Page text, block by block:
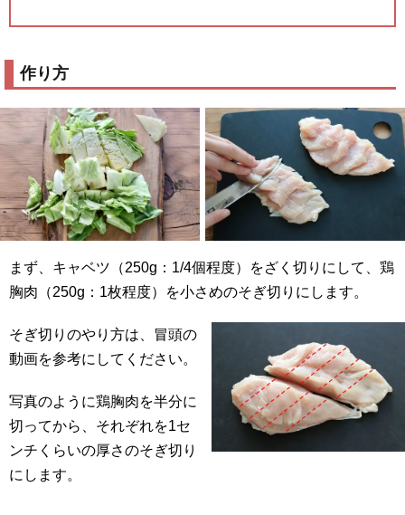
作り方
まず、キャベツ（250g：1/4個程度）をざく切りにして、鶏
胸肉（250g：1枚程度）を小さめのそぎ切りにします。
そぎ切りのやり方は、冒頭の
動画を参考にしてください。
写真のように鶏胸肉を半分に
切ってから、それぞれを1セ
ンチくらいの厚さのそぎ切り
にします。